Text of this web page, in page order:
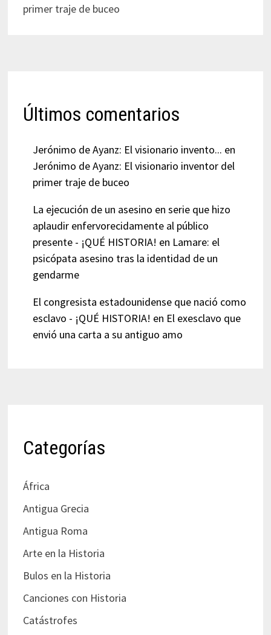
primer traje de buceo
Últimos comentarios
Jerónimo de Ayanz: El visionario invento... en
Jerónimo de Ayanz: El visionario inventor del
primer traje de buceo
La ejecución de un asesino en serie que hizo
aplaudir enfervorecidamente al público
presente - ¡QUÉ HISTORIA! en Lamare: el
psicópata asesino tras la identidad de un
gendarme
El congresista estadounidense que nació como
esclavo - ¡QUÉ HISTORIA! en El exesclavo que
envió una carta a su antiguo amo
Categorías
África
Antigua Grecia
Antigua Roma
Arte en la Historia
Bulos en la Historia
Canciones con Historia
Catástrofes